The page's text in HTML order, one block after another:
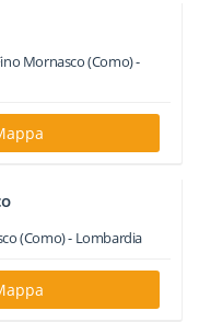
Mornasco(Como) -
(Como) - Lombardia